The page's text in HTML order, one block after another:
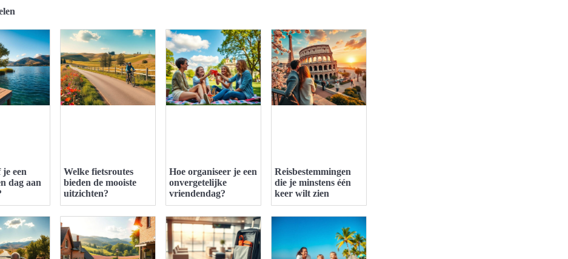
je een
dag aan
Welke fietsroutes
bieden de mooiste
uitzichten?
Hoe organiseer je een
onvergetelijke
vriendendag?
Reisbestemmingen
die je minstens één
keer wilt zien